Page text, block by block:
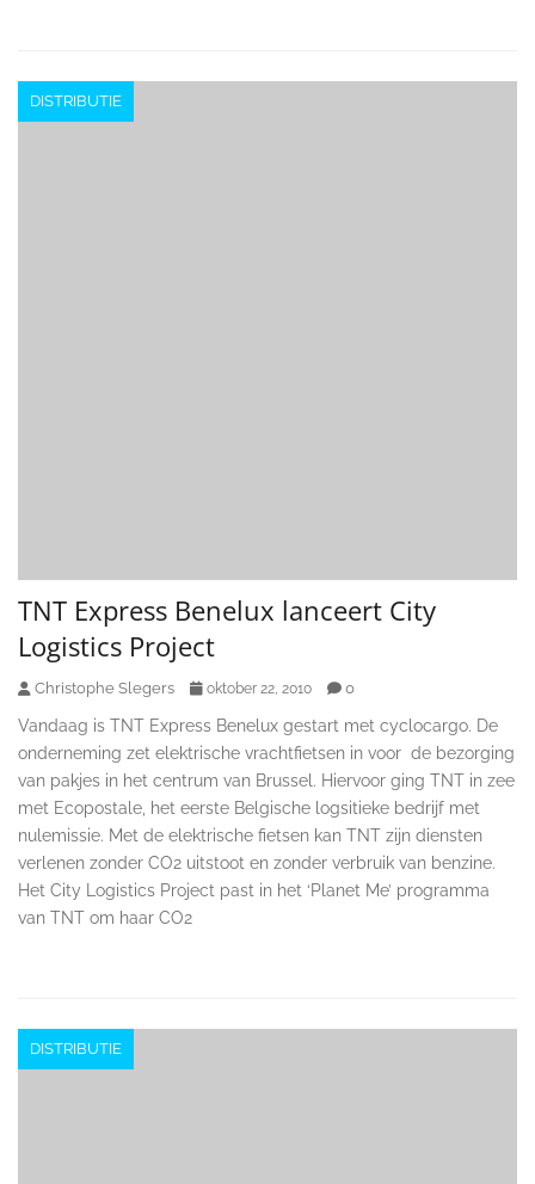
DISTRIBUTIE
TNT Express Benelux lanceert City
Logistics Project
Christophe Slegers oktober 22, 2010 0
Vandaag is TNT Express Benelux gestart met cyclocargo. De
onderneming zet elektrische vrachtfietsen in voor de bezorging
van pakjes in het centrum van Brussel. Hiervoor ging TNT in zee
met Ecopostale, het eerste Belgische logsitieke bedrijf met
nulemissie. Met de elektrische fietsen kan TNT zijn diensten
verlenen zonder CO2 uitstoot en zonder verbruik van benzine.
Het City Logistics Project past in het ‘Planet Me’ programma
van TNT om haar CO2
DISTRIBUTIE